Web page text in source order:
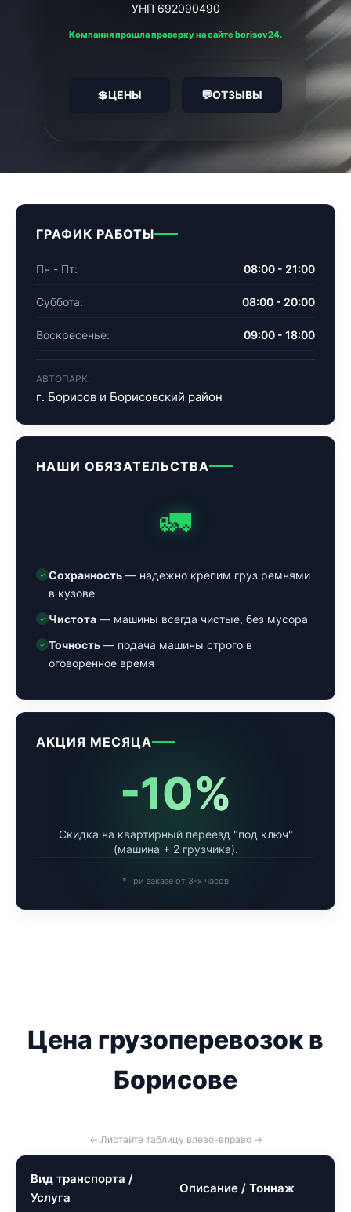
УНП 692090490
Компания прошла проверку на сайте borisov24.
💲ЦЕНЫ 💬ОТЗЫВЫ
ГРАФИК РАБОТЫ
Пн - Пт: 08:00 - 21:00
Суббота: 08:00 - 20:00
Воскресенье: 09:00 - 18:00
АВТОПАРК:
г. Борисов и Борисовский район
НАШИ ОБЯЗАТЕЛЬСТВА
🚛
✓ Сохранность — надежно крепим груз ремнями
в кузове
✓ Чистота — машины всегда чистые, без мусора
✓ Точность — подача машины строго в
оговоренное время
АКЦИЯ МЕСЯЦА
-10%
Скидка на квартирный переезд "под ключ"
(машина + 2 грузчика).
*При заказе от 3-х часов
Цена грузоперевозок в
Борисове
← Листайте таблицу влево-вправо →
Вид транспорта /
Услуга
Описание / Тоннаж